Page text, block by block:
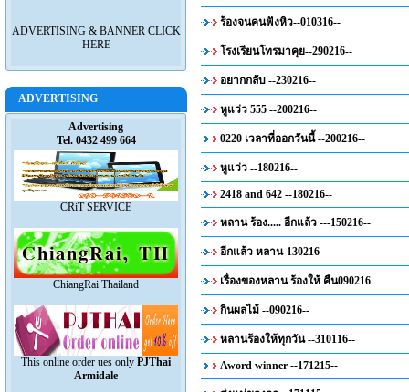
ADVERTISING & BANNER CLICK
HERE
ADVERTISING
Advertising
Tel. 0432 499 664
CRiT SERVICE
ChiangRai Thailand
This online order ues only PJThai
Armidale
ร้องจนคนฟังหิว--010316--
โรงเรียนโทรมาคุย--290216--
อยากกลับ --230216--
หูแว่ว 555 --200216--
0220 เวลาที่ออกวันนี้ --200216--
หูแว่ว --180216--
2418 and 642 --180216--
หลาน ร้อง..... อีกแล้ว ---150216--
อีกแล้ว หลาน-130216-
เรื่องของหลาน ร้องให้ คืน090216
กินผลไม้ --090216--
หลานร้องให้ทุกวัน --310116--
Aword winner --171215--